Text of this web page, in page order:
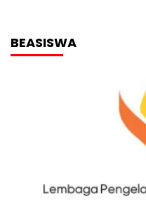
BEASISWA